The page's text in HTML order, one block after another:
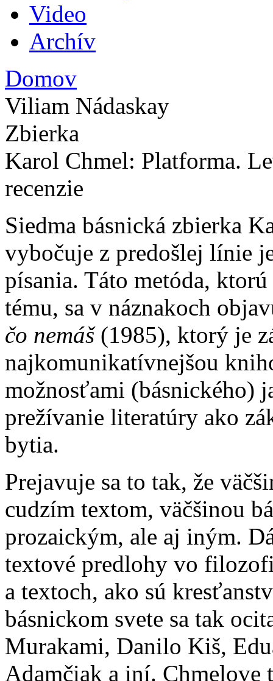
Video
Archív
Nachádzate sa tu
Domov
Viliam Nádaskay
Zbierka
Karol Chmel: Platforma.
recenzie
Siedma básnická zbierka
vybočuje z predošlej línie
písania. Táto metóda,
tému, sa v náznakoch
čo nemáš (1985), ktorý je
najkomunikatívnejšou
možnosťami (básnického)
prežívanie literatúry ako
bytia.
Prejavuje sa to tak, že
cudzím textom, väčšinou
prozaickým, ale aj iným.
textové predlohy vo
a textoch, ako sú
básnickom svete sa tak
Murakami, Danilo Kiš,
Adamčiak a iní. Chmelove